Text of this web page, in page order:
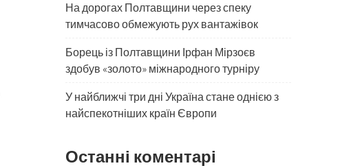
На дорогах Полтавщини через спеку
тимчасово обмежують рух вантажівок
Борець із Полтавщини Ірфан Мірзоєв
здобув «золото» міжнародного турніру
​У найближчі три дні Україна стане однією з
найспекотніших країн Європи
Останні коментарі